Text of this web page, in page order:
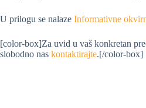
U prilogu se nalaze Informativne
[color-box]Za uvid u vaš konkretan
slobodno nas kontaktirajte.[/color-box]